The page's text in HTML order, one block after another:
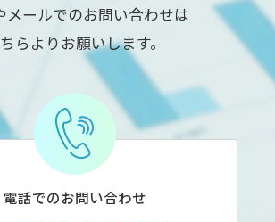
メールでのお問い合わせは
らよりお願いします。
電話でのお問い合わせ